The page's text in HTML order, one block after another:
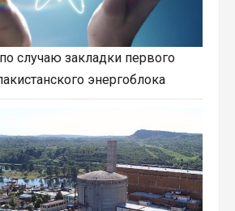
случаю закладки первого
энергоблока